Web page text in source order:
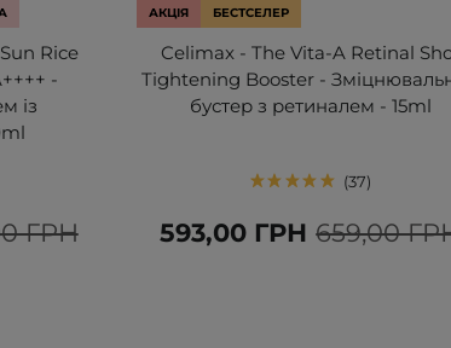
Rice
-
із
ГРН
АКЦІЯ БЕСТСЕЛЕР
Celimax - The Vita-A Retinal
Tightening Booster -
бустер з ретиналем - 15ml
37
659,00
593,00 ГРН